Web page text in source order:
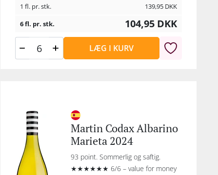
1 fl. pr. stk. 139,95 DKK
6 fl. pr. stk.
104,95 DKK
LÆG I KURV
Martin Codax Albarino
Marieta 2024
93 point. Sommerlig og saftig.
★★★★★★ 6/6 – value for money